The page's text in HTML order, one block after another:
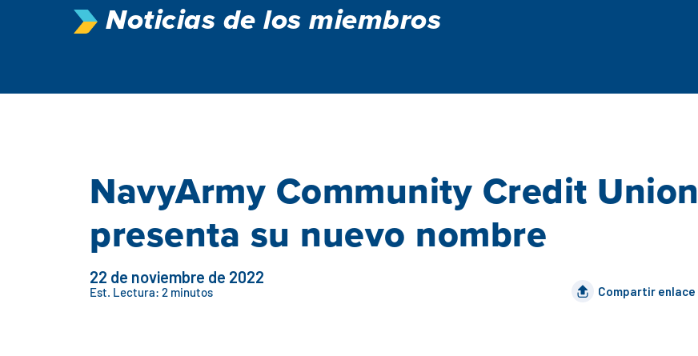
Noticias de los miembros
NavyArmy Community Credit Union
presenta su nuevo nombre
22 de noviembre de 2022
Est. Lectura: 2 minutos Compartir enlace